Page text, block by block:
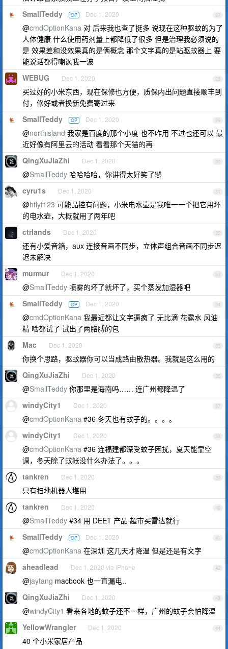
27
SmallTeddy OP Dec 1, 2020
@cmdOptionKana 对 后来我也查了挺多 说现在这种驱蚊的为了
人体健康 什么使用药剂量上都降低了很多 但是治理我必须说的
是 效果差和没效果真的是俩概念 那个文字真的是站驱蚊器上 要
能说话都得嘲讽我一波
28
WEBUG Dec 1, 2020
买过好的小米东西，现在保修也方便，质保内出问题直接顺丰到
付，修好或者换新免费寄过来
29
SmallTeddy OP Dec 1, 2020
@northisland 我家是百度的那个小度 也不咋用 不过也还可以 最
近好像有阿里云的活动 看看那个天猫的再
30
QingXuJiaZhi Dec 1, 2020
@SmallTeddy 哈哈哈哈，你讲得太好笑了🤣
31
cyru1s Dec 1, 2020
@hflyf123 可能品控有问题，小米电水壶是我唯一一个把它用坏
的电水壶，大概就用了两年吧
32
ctrlands Dec 1, 2020
还有小爱音箱，aux 连接音画不同步，立体声组合音画不同步迟
迟未解决
33
murmur Dec 1, 2020
@SmallTeddy 喷雾的坏了就坏了，买个蒸发加湿器吧
34
SmallTeddy OP Dec 1, 2020
@cmdOptionKana 我最近都让文字逼疯了 无比滴 花露水 风油
精 啥都试了 试出了两胳膊的包
35
Mac Dec 1, 2020
你换个思路，驱蚊器你可以当成路由散热器。我就是这么用的
36
QingXuJiaZhi Dec 1, 2020
@SmallTeddy 你那里是海南吗…… 连广州都降温了
37
windyCity1 Dec 1, 2020
@cmdOptionKana #36 冬天也有蚊子的。。。。
38
windyCity1 Dec 1, 2020
@cmdOptionKana #36 连福建都深受蚊子困扰，夏天能靠空
调，冬天除了蚊帐没什么办法了。。。
39
tankren Dec 1, 2020
只有扫地机器人堪用
40
tankren Dec 1, 2020
@SmallTeddy #34 用 DEET 产品 超市买雷达就行
41
SmallTeddy OP Dec 1, 2020
@cmdOptionKana 在深圳 这几天才降温 但是还是有文字
42
aheadlead Dec 1, 2020 via iPhone
@jaytang macbook 也一直漏电..
43
QingXuJiaZhi Dec 1, 2020
@windyCity1 看来各地的蚊子还不一样，广州的蚊子会怕降温
44
YellowWrangler Dec 1, 2020
40 个小米家居产品